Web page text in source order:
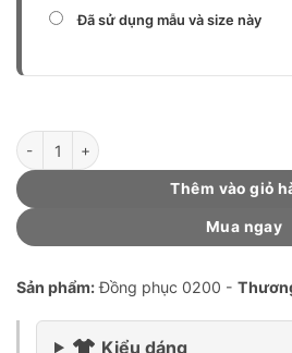
Đã sử dụng mẫu và size này
Đồng phục 0200 (mẫu W01 Plus-TCX
Thêm vào giỏ
Mua ngay
Sản phẩm:Đồng phục 0200 -
Kiểu dáng